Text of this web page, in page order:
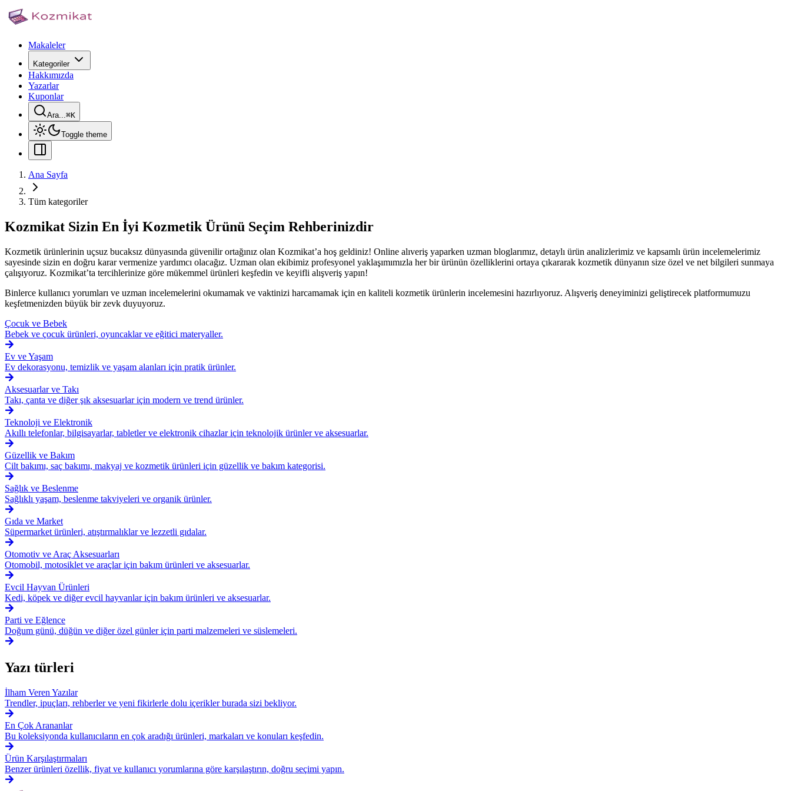
Makaleler
Kategoriler
Hakkımızda
Yazarlar
Kuponlar
Ara...⌘K
Toggle theme
Ana Sayfa
Tüm kategoriler
Kozmikat Sizin En İyi Kozmetik Ürünü Seçim Rehberinizdir
Kozmetik ürünlerinin uçsuz bucaksız dünyasında güvenilir ortağınız olan Kozmikat’a hoş geldiniz! Online alıveriş yaparken uzman bloglarımız, detaylı ürün analizlerimiz ve kapsamlı ürün incelemelerimiz
sayesinde sizin en doğru karar vermenize yardımcı olacağız. Uzman olan ekibimiz profesyonel yaklaşımımızla her bir ürünün özelliklerini ortaya çıkararak kozmetik dünyanın size özel ve net bilgileri sunmaya
çalışıyoruz. Kozmikat’ta tercihlerinize göre mükemmel ürünleri keşfedin ve keyifli alışveriş yapın!
Binlerce kullanıcı yorumları ve uzman incelemelerini okumamak ve vaktinizi harcamamak için en kaliteli kozmetik ürünlerin incelemesini hazırlıyoruz. Alışveriş deneyiminizi geliştirecek platformumuzu
keşfetmenizden büyük bir zevk duyuyoruz.
Çocuk ve Bebek
Bebek ve çocuk ürünleri, oyuncaklar ve eğitici materyaller.
Ev ve Yaşam
Ev dekorasyonu, temizlik ve yaşam alanları için pratik ürünler.
Aksesuarlar ve Takı
Takı, çanta ve diğer şık aksesuarlar için modern ve trend ürünler.
Teknoloji ve Elektronik
Akıllı telefonlar, bilgisayarlar, tabletler ve elektronik cihazlar için teknolojik ürünler ve aksesuarlar.
Güzellik ve Bakım
Cilt bakımı, saç bakımı, makyaj ve kozmetik ürünleri için güzellik ve bakım kategorisi.
Sağlık ve Beslenme
Sağlıklı yaşam, beslenme takviyeleri ve organik ürünler.
Gıda ve Market
Süpermarket ürünleri, atıştırmalıklar ve lezzetli gıdalar.
Otomotiv ve Araç Aksesuarları
Otomobil, motosiklet ve araçlar için bakım ürünleri ve aksesuarlar.
Evcil Hayvan Ürünleri
Kedi, köpek ve diğer evcil hayvanlar için bakım ürünleri ve aksesuarlar.
Parti ve Eğlence
Doğum günü, düğün ve diğer özel günler için parti malzemeleri ve süslemeleri.
Yazı türleri
İlham Veren Yazılar
Trendler, ipuçları, rehberler ve yeni fikirlerle dolu içerikler burada sizi bekliyor.
En Çok Arananlar
Bu koleksiyonda kullanıcıların en çok aradığı ürünleri, markaları ve konuları keşfedin.
Ürün Karşılaştırmaları
Benzer ürünleri özellik, fiyat ve kullanıcı yorumlarına göre karşılaştırın, doğru seçimi yapın.